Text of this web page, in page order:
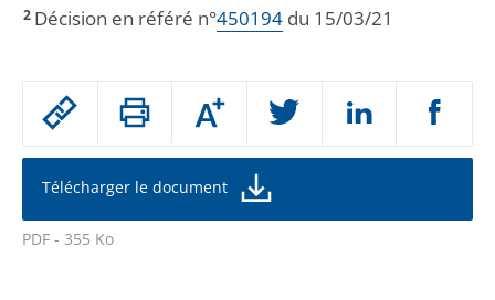
Passer
partage
de
l'article
pour
Augmenter
ou
la
de
police
Télécharger le document
PDF - 355 Ko
2Décision en référé n°450194 du 15/03/21